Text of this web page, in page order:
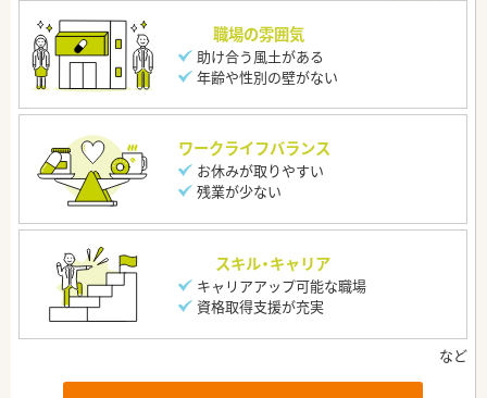
職場の雰囲気
助け合う風土がある
年齢や性別の壁がない
ワークライフバランス
お休みが取りやすい
残業が少ない
スキル・キャリア
キャリアアップ可能な職場
資格取得支援が充実